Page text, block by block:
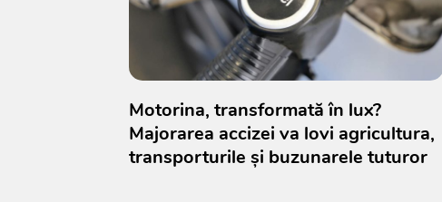
Motorina, transformată în lux?
Majorarea accizei va lovi agricultura,
transporturile și buzunarele tuturor